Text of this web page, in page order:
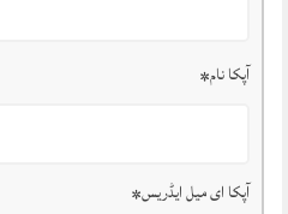
آپکا نام*
آپکا ای میل ایڈریس*